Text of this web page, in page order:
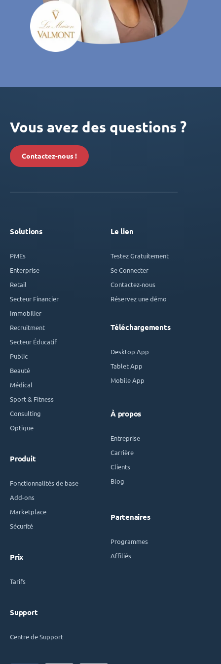
Vous avez des questions ?
Contactez-nous !
Solutions
PMEs
Enterprise
Retail
Secteur Financier
Immobilier
Recruitment
Secteur Éducatif
Public
Beauté
Médical
Sport & Fitness
Consulting
Optique
Produit
Fonctionnalités de base
Add-ons
Marketplace
Sécurité
Prix
Tarifs
Support
Centre de Support
Le lien
Testez Gratuitement
Se Connecter
Contactez-nous
Réservez une démo
Téléchargements
Desktop App
Tablet App
Mobile App
À propos
Entreprise
Carrière
Clients
Blog
Partenaires
Programmes
Affiliés